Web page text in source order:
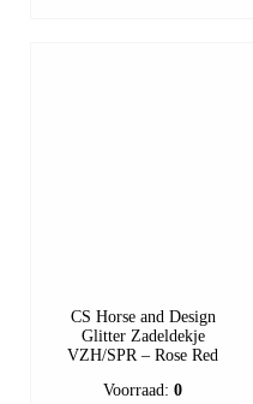
CS Horse and Design
Glitter Zadeldekje
VZH/SPR – Rose Red
Voorraad:0